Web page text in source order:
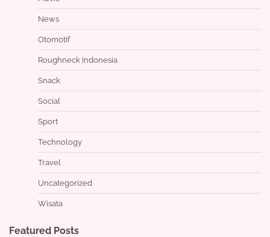
News
Otomotif
Roughneck Indonesia
Snack
Social
Sport
Technology
Travel
Uncategorized
Wisata
Featured Posts